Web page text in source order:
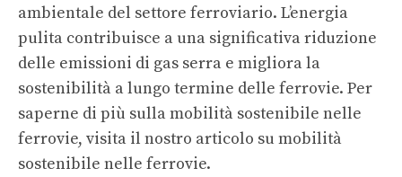
ambientale del settore ferroviario. L’energia
pulita contribuisce a una significativa riduzione
delle emissioni di gas serra e migliora la
sostenibilità a lungo termine delle ferrovie. Per
saperne di più sulla mobilità sostenibile nelle
ferrovie, visita il nostro articolo su mobilità
sostenibile nelle ferrovie.